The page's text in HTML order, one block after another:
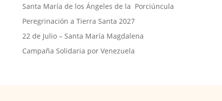
Santa María de los Ángeles de la Porciúncula
Peregrinación a Tierra Santa 2027
22 de Julio – Santa María Magdalena
Campaña Solidaria por Venezuela